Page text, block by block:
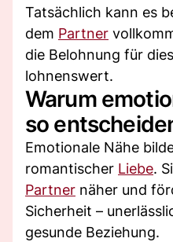
Tatsächlich kann es
dem Partner
die Belohnung für
lohnenswert.
Warum
so
Emotionale Nähe
romantischer Liebe.
Partner näher und
Sicherheit –
gesunde Beziehung.